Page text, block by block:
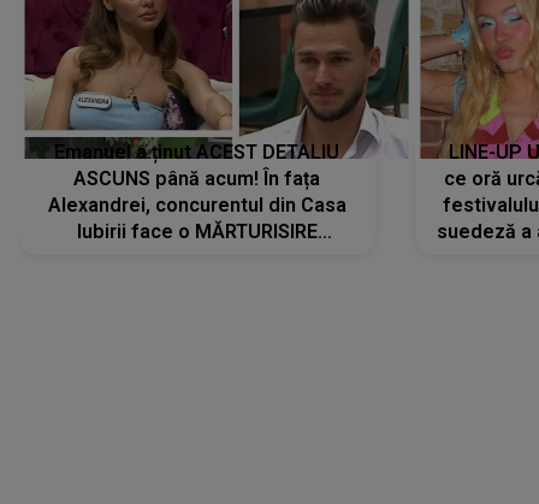
Emanuel a ținut ACEST DETALIU
ASCUNS până acum! În fața
Alexandrei, concurentul din Casa
Iubirii face o MĂRTURISIRE
LINE-UP
ce oră
suedeză a